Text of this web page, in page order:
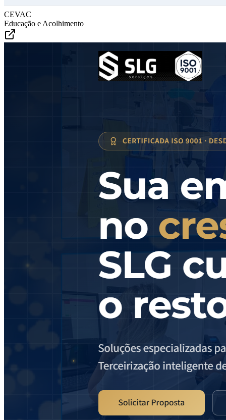
CEVAC
Educação e Acolhimento